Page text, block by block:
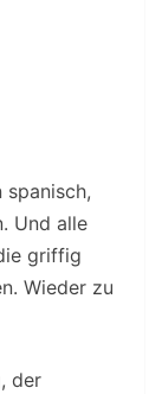
spanisch,
Und alle
griffig
Wieder zu
der